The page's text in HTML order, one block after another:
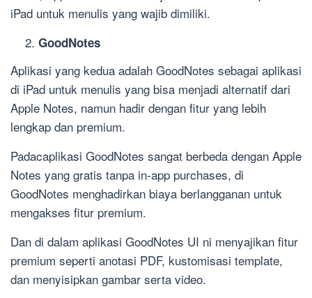
iPad untuk menulis yang wajib dimiliki.
GoodNotes
Aplikasi yang kedua adalah GoodNotes sebagai aplikasi
di iPad untuk menulis yang bisa menjadi alternatif dari
Apple Notes, namun hadir dengan fitur yang lebih
lengkap dan premium.
Padacaplikasi GoodNotes sangat berbeda dengan Apple
Notes yang gratis tanpa in-app purchases, di
GoodNotes menghadirkan biaya berlangganan untuk
mengakses fitur premium.
Dan di dalam aplikasi GoodNotes UI ni menyajikan fitur
premium seperti anotasi PDF, kustomisasi template,
dan menyisipkan gambar serta video.